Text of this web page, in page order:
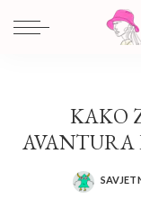
KAKO
AVANTURA